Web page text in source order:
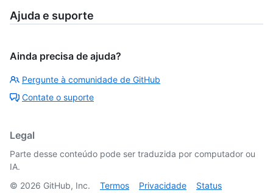
Ajuda e suporte
Ainda precisa de ajuda?
Pergunte à comunidade de GitHub
Contate o suporte
Legal
Parte desse conteúdo pode ser traduzida por computador ou
IA.
© 2026 GitHub, Inc. Termos Privacidade
Status